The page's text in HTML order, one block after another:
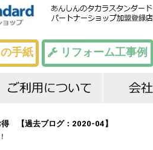
リフォーム工事例
手紙
得 【過去ブログ：2020-04】
工事までの流れ
お支払いについて